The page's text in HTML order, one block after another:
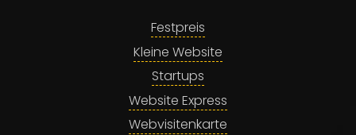
Festpreis
Kleine Website
Startups
Website Express
Webvisitenkarte